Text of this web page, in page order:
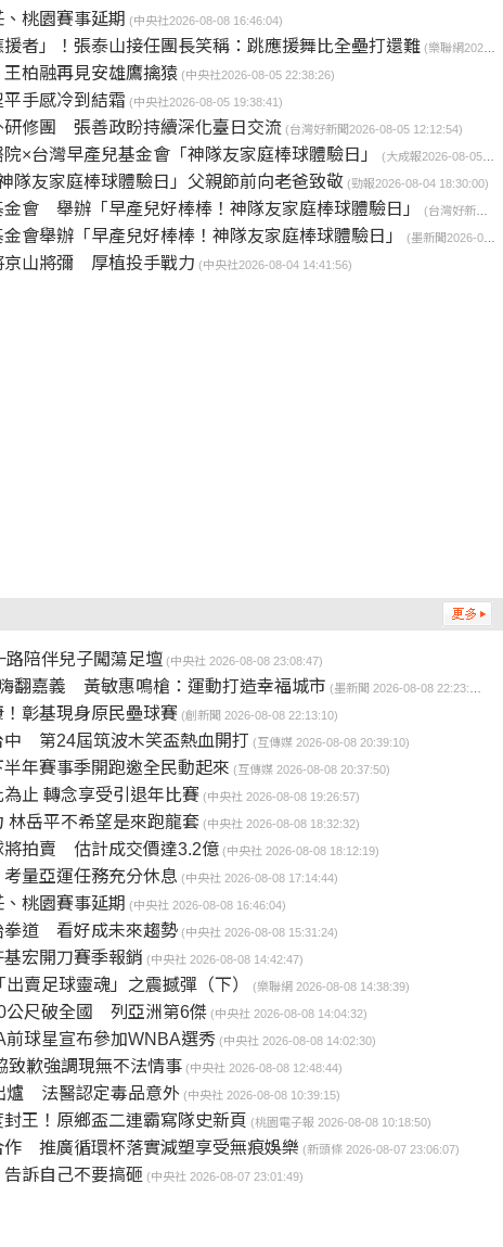
桃園賽事延期 (中央社2026-08-08 16:46:04)
者」！張泰山接任團長笑稱：跳應援舞比全壘打還難 (樂聯網2026-08-06 03:32:27)
柏融再見安雄鷹擒猿 (中央社2026-08-05 22:38:26)
手感冷到結霜 (中央社2026-08-05 19:38:41)
研修團 張善政盼持續深化臺日交流 (台灣好新聞2026-08-05 12:12:54)
×台灣早產兒基金會「神隊友家庭棒球體驗日」 (大成報2026-08-05 02:20:00)
隊友家庭棒球體驗日」父親節前向老爸致敬 (勁報2026-08-04 18:30:00)
會 舉辦「早產兒好棒棒！神隊友家庭棒球體驗日」 (台灣好新聞2026-08-04 17:15:00)
會舉辦「早產兒好棒棒！神隊友家庭棒球體驗日」 (墨新聞2026-08-04 16:37:43)
京山將彌 厚植投手戰力 (中央社2026-08-04 14:41:56)
陪伴兒子闖蕩足壇 (中央社 2026-08-08 23:08:47)
翻嘉義 黃敏惠鳴槍：運動打造幸福城市 (墨新聞 2026-08-08 22:23:45)
彰基現身原民壘球賽 (創新聞 2026-08-08 22:13:10)
中 第24屆筑波木笑盃熱血開打 (互傳媒 2026-08-08 20:39:10)
年賽事季開跑邀全民動起來 (互傳媒 2026-08-08 20:37:50)
止 轉念享受引退年比賽 (中央社 2026-08-08 19:26:57)
林岳平不希望是來跑龍套 (中央社 2026-08-08 18:32:32)
將拍賣 估計成交價達3.2億 (中央社 2026-08-08 18:12:19)
量亞運任務充分休息 (中央社 2026-08-08 17:14:44)
桃園賽事延期 (中央社 2026-08-08 16:46:04)
拳道 看好成未來趨勢 (中央社 2026-08-08 15:31:24)
宏開刀賽季報銷 (中央社 2026-08-08 14:42:47)
賣足球靈魂」之震撼彈（下） (樂聯網 2026-08-08 14:38:39)
公尺破全國 列亞洲第6傑 (中央社 2026-08-08 14:04:32)
球星宣布參加WNBA選秀 (中央社 2026-08-08 14:02:30)
致歉強調現無不法情事 (中央社 2026-08-08 12:48:44)
爐 法醫認定毒品意外 (中央社 2026-08-08 10:39:15)
王！原鄉盃二連霸寫隊史新頁 (桃園電子報 2026-08-08 10:18:50)
作 推廣循環杯落實減塑享受無痕娛樂 (新頭條 2026-08-07 23:06:07)
訴自己不要搞砸 (中央社 2026-08-07 23:01:49)